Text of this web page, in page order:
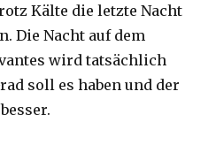
Kälte die letzte Nacht
Die Nacht auf dem
wird tatsächlich
soll es haben und der